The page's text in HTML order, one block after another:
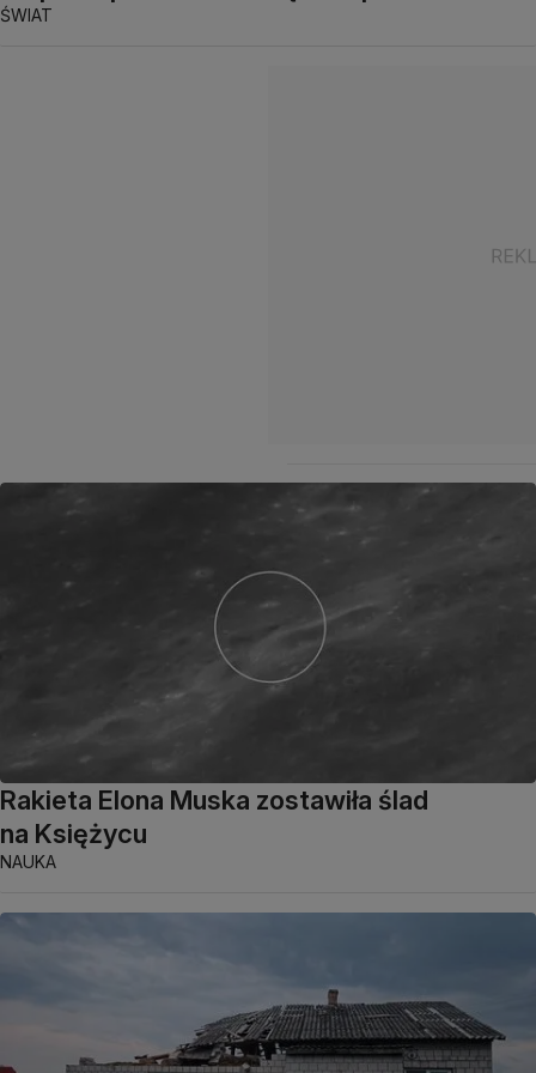
ŚWIAT
Rakieta Elona Muska zostawiła ślad
na Księżycu
NAUKA